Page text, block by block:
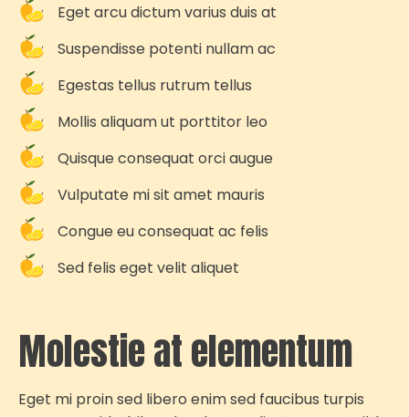
Eget arcu dictum varius duis at
Suspendisse potenti nullam ac
Egestas tellus rutrum tellus
Mollis aliquam ut porttitor leo
Quisque consequat orci augue
Vulputate mi sit amet mauris
Congue eu consequat ac felis
Sed felis eget velit aliquet
Molestie at elementum
Eget mi proin sed libero enim sed faucibus turpis